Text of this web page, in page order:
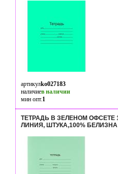
артикулko027183
наличиев наличии
мин опт.1
ТЕТРАДЬ В ЗЕЛЕНОМ ОФСЕТЕ
ЛИНИЯ, ШТУКА,100% БЕЛИЗНА